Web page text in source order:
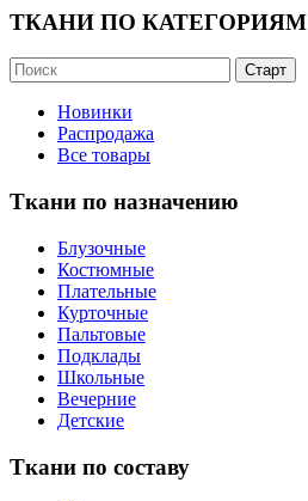
ТКАНИ ПО КАТЕГОРИЯМ
Новинки
Распродажа
Все товары
Ткани по назначению
Блузочные
Костюмные
Плательные
Курточные
Пальтовые
Подклады
Школьные
Вечерние
Детские
Ткани по составу